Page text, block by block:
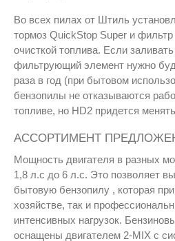
Во всех пилах от Штиль
тормоз QuickStop Super и
очисткой топлива. Если
фильтрующий элемент нужно
раза в год (при бытовом
бензопилы не отказываются
топливе, но HD2 придется
АССОРТИМЕНТ
Мощность двигателя в разных
1,8 л.с до 6 л.с. Это позволяет
бытовую бензопилу , которая
хозяйстве, так и
интенсивных нагрузок.
оснащены двигателем 2-MIX с